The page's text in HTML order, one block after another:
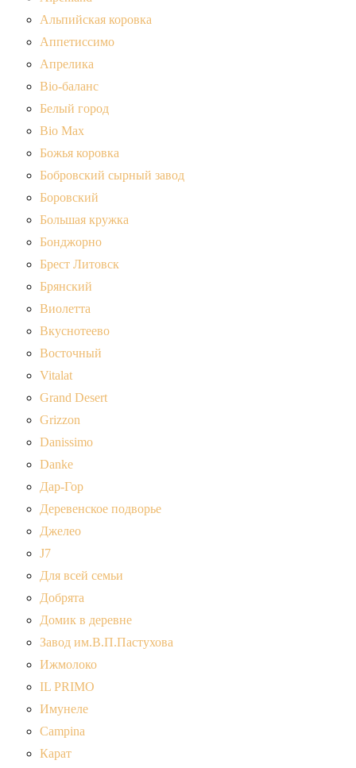
Альпийская коровка
Аппетиссимо
Апрелика
Bio-баланс
Белый город
Bio Max
Божья коровка
Бобровский сырный завод
Боровский
Большая кружка
Бонджорно
Брест Литовск
Брянский
Виолетта
Вкуснотеево
Восточный
Vitalat
Grand Desert
Grizzon
Danissimo
Danke
Дар-Гор
Деревенское подворье
Джелео
J7
Для всей семьи
Добрята
Домик в деревне
Завод им.В.П.Пастухова
Ижмолоко
IL PRIMO
Имунеле
Campina
Карат